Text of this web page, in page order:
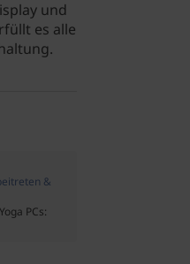
und
es alle
&
PCs: